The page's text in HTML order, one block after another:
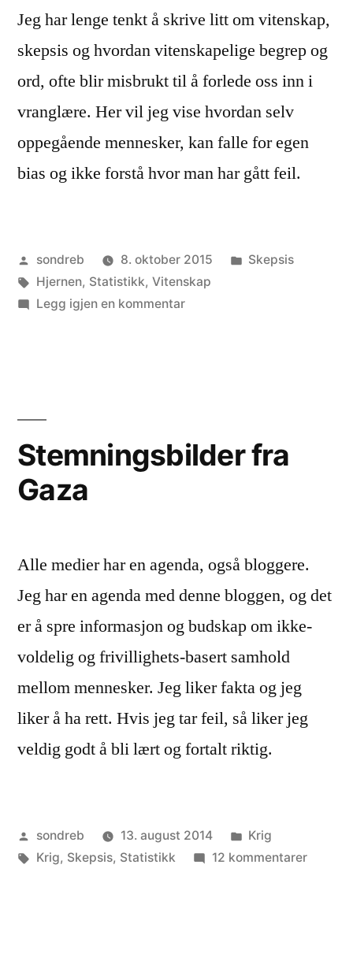
Jeg har lenge tenkt å skrive litt om vitenskap,
skepsis og hvordan vitenskapelige begrep og
ord, ofte blir misbrukt til å forlede oss inn i
vranglære. Her vil jeg vise hvordan selv
oppegående mennesker, kan falle for egen
bias og ikke forstå hvor man har gått feil.
Publisert
av
sondreb 8. oktober 2015
Publisert
Skepsis
Stikkord:
Hjernen, Statistikk, Vitenskap
Legg igjen en kommentartil
Stemningsbilder fra
Gaza
Alle medier har en agenda, også bloggere.
Jeg har en agenda med denne bloggen, og det
er å spre informasjon og budskap om ikke-
voldelig og frivillighets-basert samhold
mellom mennesker. Jeg liker fakta og jeg
liker å ha rett. Hvis jeg tar feil, så liker jeg
veldig godt å bli lært og fortalt riktig.
Publisert
av
sondreb 13. august 2014
Publisert
i
Krig
Stikkord:
Krig, Skepsis, Statistikk 12 kommentarertil